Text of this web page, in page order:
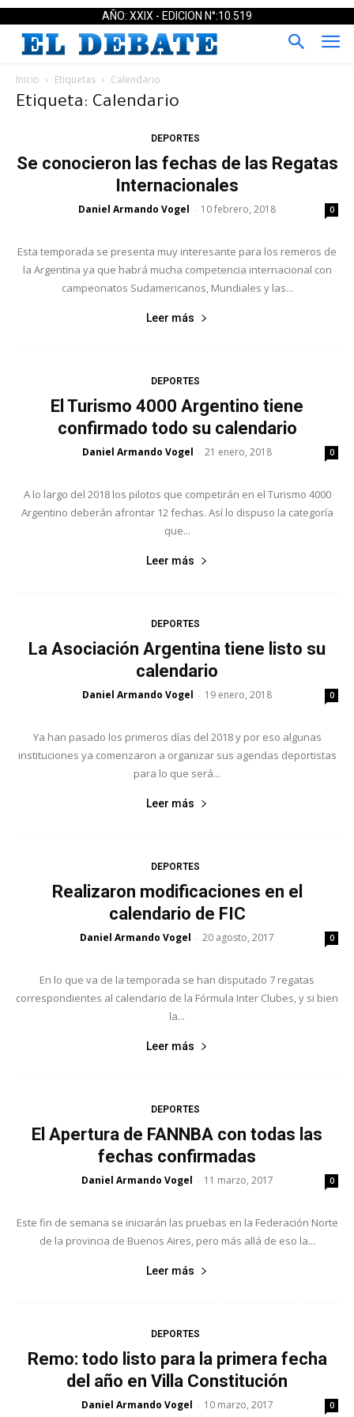
AÑO: XXIX - EDICION N°:10.519
Inicio Etiquetas Calendario
Etiqueta: Calendario
DEPORTES
Se conocieron las fechas de las Regatas
Internacionales
Daniel Armando Vogel - 10 febrero, 2018 0
Esta temporada se presenta muy interesante para los remeros de
la Argentina ya que habrá mucha competencia internacional con
campeonatos Sudamericanos, Mundiales y las...
Leer más
DEPORTES
El Turismo 4000 Argentino tiene
confirmado todo su calendario
Daniel Armando Vogel - 21 enero, 2018 0
A lo largo del 2018 los pilotos que competirán en el Turismo 4000
Argentino deberán afrontar 12 fechas. Así lo dispuso la categoría
que...
Leer más
DEPORTES
La Asociación Argentina tiene listo su
calendario
Daniel Armando Vogel - 19 enero, 2018 0
Ya han pasado los primeros días del 2018 y por eso algunas
instituciones ya comenzaron a organizar sus agendas deportistas
para lo que será...
Leer más
DEPORTES
Realizaron modificaciones en el
calendario de FIC
Daniel Armando Vogel - 20 agosto, 2017 0
En lo que va de la temporada se han disputado 7 regatas
correspondientes al calendario de la Fórmula Inter Clubes, y si bien
la...
Leer más
DEPORTES
El Apertura de FANNBA con todas las
fechas confirmadas
Daniel Armando Vogel - 11 marzo, 2017 0
Este fin de semana se iniciarán las pruebas en la Federación Norte
de la provincia de Buenos Aires, pero más allá de eso la...
Leer más
DEPORTES
Remo: todo listo para la primera fecha
del año en Villa Constitución
Daniel Armando Vogel - 10 marzo, 2017 0